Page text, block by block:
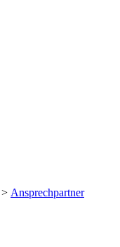
> Ansprechpartner